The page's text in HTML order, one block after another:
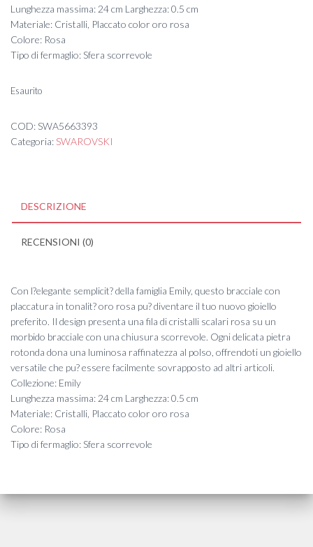
Lunghezza massima: 24 cm Larghezza: 0.5 cm
Materiale: Cristalli, Placcato color oro rosa
Colore: Rosa
Tipo di fermaglio: Sfera scorrevole
Esaurito
COD: SWA5663393
Categoria: SWAROVSKI
DESCRIZIONE
RECENSIONI (0)
Con l?elegante semplicit? della famiglia Emily, questo bracciale con
placcatura in tonalit? oro rosa pu? diventare il tuo nuovo gioiello
preferito. Il design presenta una fila di cristalli scalari rosa su un
morbido bracciale con una chiusura scorrevole. Ogni delicata pietra
rotonda dona una luminosa raffinatezza al polso, offrendoti un gioiello
versatile che pu? essere facilmente sovrapposto ad altri articoli.
Collezione: Emily
Lunghezza massima: 24 cm Larghezza: 0.5 cm
Materiale: Cristalli, Placcato color oro rosa
Colore: Rosa
Tipo di fermaglio: Sfera scorrevole